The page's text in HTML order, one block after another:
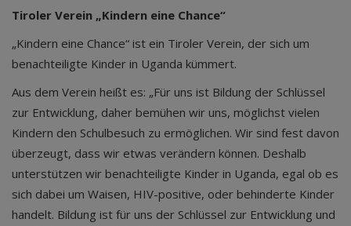
Tiroler Verein „Kindern eine Chance“
„Kindern eine Chance“ ist ein Tiroler Verein, der sich um
benachteiligte Kinder in Uganda kümmert.
Aus dem Verein heißt es: „Für uns ist Bildung der Schlüssel
zur Entwicklung, daher bemühen wir uns, möglichst vielen
Kindern den Schulbesuch zu ermöglichen. Wir sind fest davon
überzeugt, dass wir etwas verändern können. Deshalb
unterstützen wir benachteiligte Kinder in Uganda, egal ob es
sich dabei um Waisen, HIV-positive, oder behinderte Kinder
handelt. Bildung ist für uns der Schlüssel zur Entwicklung und